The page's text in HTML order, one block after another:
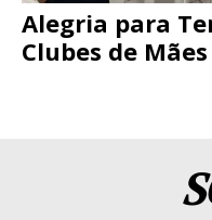
Alegria para
Clubes de